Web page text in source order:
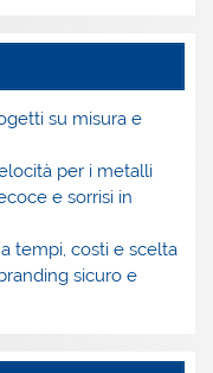
su misura e
per i metalli
e sorrisi in
tempi, costi e scelta
sicuro e